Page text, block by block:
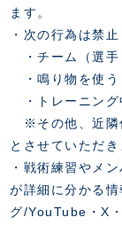
ます。
・次の行為は禁止
・チーム（選手
・鳴り物を使う
・トレーニング
※その他、近隣
とさせていただき
・戦術練習やメ
が詳細に分かる
グ/YouTube・X